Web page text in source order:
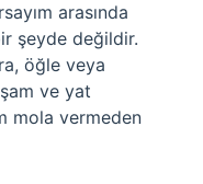
arasında
şeyde değildir.
öğle veya
ve yat
mola vermeden